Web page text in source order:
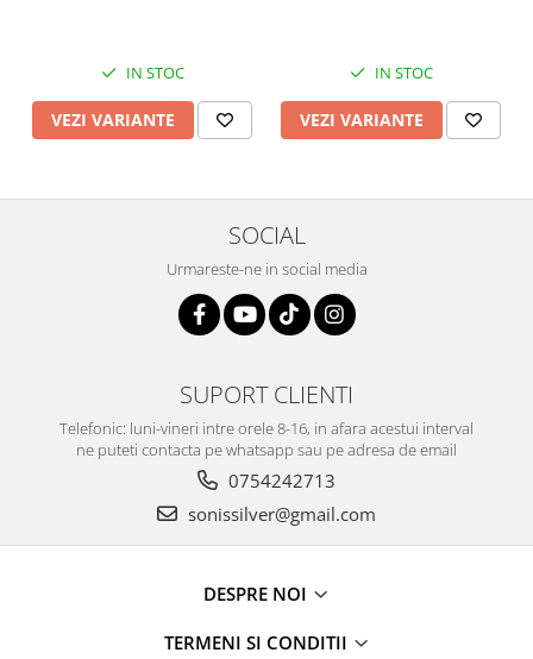
IN STOC
VEZI VARIANTE
IN STOC
VEZI VARIANTE
SOCIAL
Urmareste-ne in social media
SUPORT CLIENTI
Telefonic: luni-vineri intre orele 8-16, in afara acestui interval
ne puteti contacta pe whatsapp sau pe adresa de email
0754242713
sonissilver@gmail.com
DESPRE NOI
TERMENI SI CONDITII